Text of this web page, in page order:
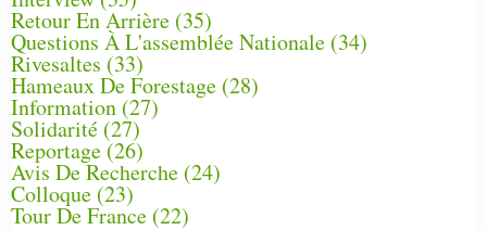
Retour En Arrière (35)
Questions À L'assemblée Nationale (34)
Rivesaltes (33)
Hameaux De Forestage (28)
Information (27)
Solidarité (27)
Reportage(26)
Avis De Recherche (24)
Colloque (23)
Tour De France (22)